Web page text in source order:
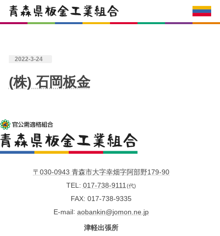
2022-3-24
(株) 石岡板金
〒030-0943 青森市大字幸畑字阿部野179-90
TEL
017-738-9111 (代)
FAX 017-738-9335
E-mail aobankin@jomon.ne.jp
津軽出張所